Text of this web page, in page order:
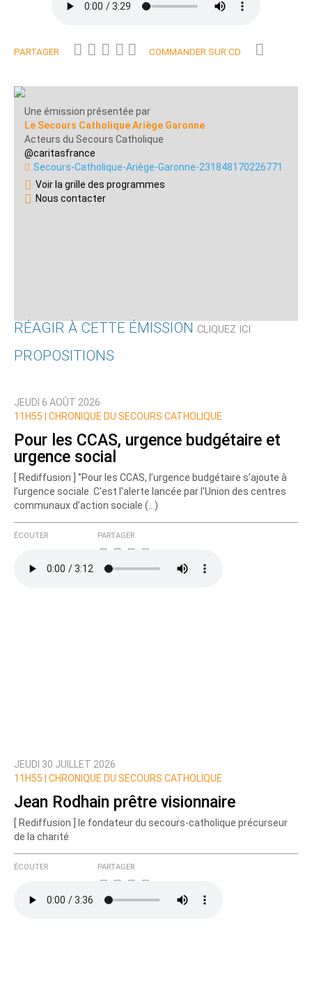
PARTAGER COMMANDER SUR CD
Une émission présentée par
Le Secours Catholique Ariège Garonne
Acteurs du Secours Catholique
@caritasfrance
Secours-Catholique-Ariège-Garonne-231848170226771
Voir la grille des programmes
Nous contacter
RÉAGIR À CETTE ÉMISSION CLIQUEZ ICI
Nom
Courriel (non publié)
Ajoutez votre commentaire ici
Texte de votre message
Prévenez-moi de tous les nouveaux commentaires
PROPOSITIONS
JEUDI 6 AOÛT 2026
11H55 |
CHRONIQUE DU SECOURS CATHOLIQUE
Pour les CCAS, urgence budgétaire et
urgence social
[ Rediffusion ] ‘’Pour les CCAS, l’urgence budgétaire s’ajoute à
l’urgence sociale. C'est l'alerte lancée par l'Union des centres
communaux d’action sociale (…)
ÉCOUTER PARTAGER
JEUDI 30 JUILLET 2026
11H55 |
CHRONIQUE DU SECOURS CATHOLIQUE
Jean Rodhain prêtre visionnaire
[ Rediffusion ] le fondateur du secours-catholique précurseur
de la charité
ÉCOUTER PARTAGER